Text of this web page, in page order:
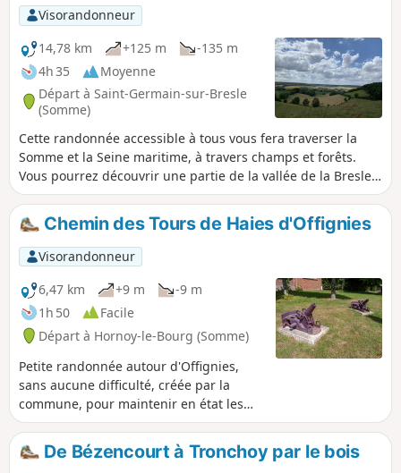
Visorandonneur
14,78 km
+125 m
-135 m
4h 35
Moyenne
Départ à Saint-Germain-sur-Bresle
(Somme)
Cette randonnée accessible à tous vous fera traverser la
Somme et la Seine maritime, à travers champs et forêts.
Vous pourrez découvrir une partie de la vallée de la Bresle,
les étangs de Neuville-Coppegueule ainsi que ceux de Vieux
Rouen-sur-Bresle.
Chemin des Tours de Haies d'Offignies
Visorandonneur
6,47 km
+9 m
-9 m
1h 50
Facile
Départ à Hornoy-le-Bourg (Somme)
Petite randonnée autour d'Offignies,
sans aucune difficulté, créée par la
commune, pour maintenir en état les
différents chemins ruraux de la
commune.
De Bézencourt à Tronchoy par le bois